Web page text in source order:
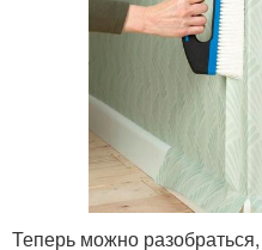
Теперь можно